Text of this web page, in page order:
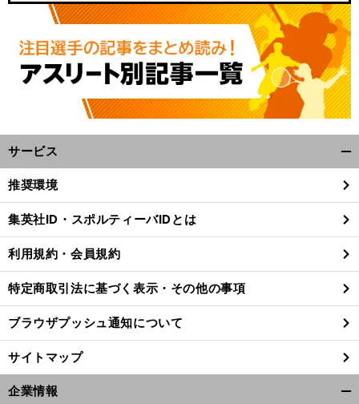
サービス
閉
る
推奨環境
集英社ID・スポルティーバIDとは
利用規約・会員規約
特定商取引法に基づく表示・その他の事項
ブラウザプッシュ通知について
サイトマップ
企業情報